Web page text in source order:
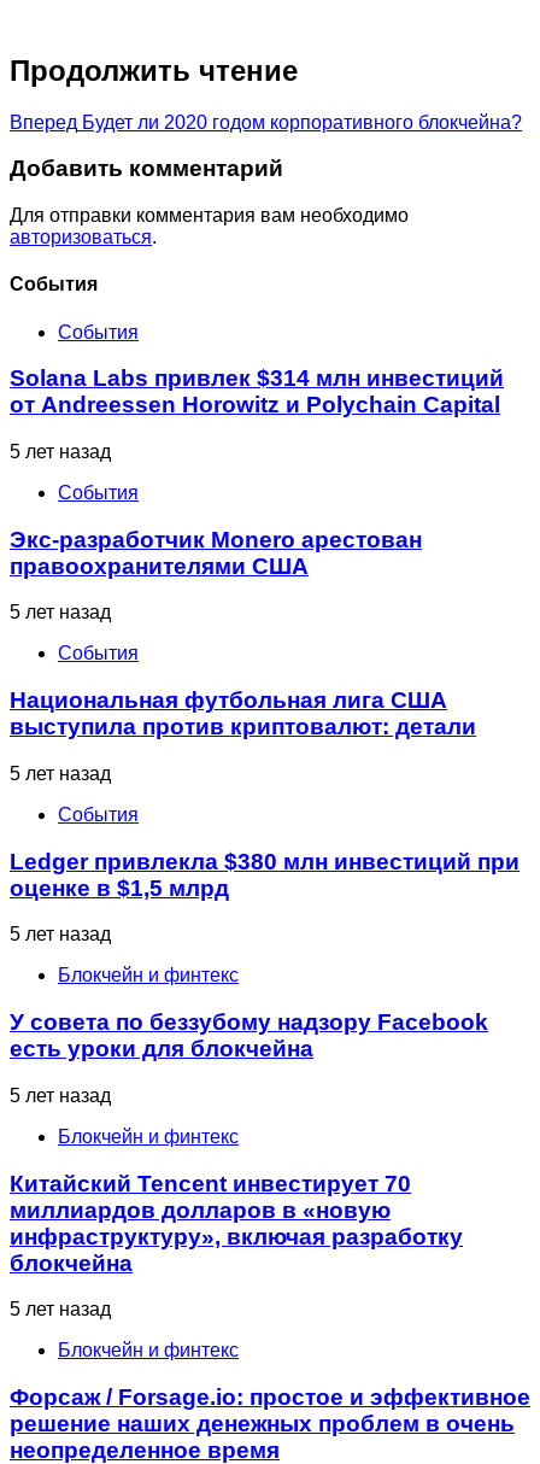
Продолжить чтение
Вперед Будет ли 2020 годом корпоративного блокчейна?
Добавить комментарий
Для отправки комментария вам необходимо
авторизоваться.
Cобытия
События
Solana Labs привлек $314 млн инвестиций
от Andreessen Horowitz и Polychain Capital
5 лет назад
События
Экс-разработчик Monero арестован
правоохранителями США
5 лет назад
События
Национальная футбольная лига США
выступила против криптовалют: детали
5 лет назад
События
Ledger привлекла $380 млн инвестиций при
оценке в $1,5 млрд
5 лет назад
Блокчейн и финтекс
У совета по беззубому надзору Facebook
есть уроки для блокчейна
5 лет назад
Блокчейн и финтекс
Китайский Tencent инвестирует 70
миллиардов долларов в «новую
инфраструктуру», включая разработку
блокчейна
5 лет назад
Блокчейн и финтекс
Форсаж / Forsage.io: простое и эффективное
решение наших денежных проблем в очень
неопределенное время